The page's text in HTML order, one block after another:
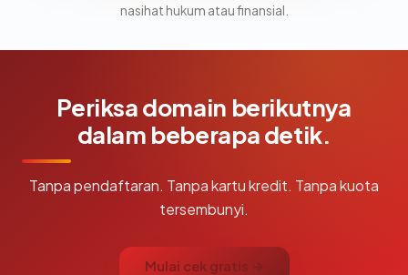
nasihat hukum atau finansial.
Periksa domain berikutnya
dalam beberapa detik.
Tanpa pendaftaran. Tanpa kartu kredit. Tanpa kuota
tersembunyi.
Mulai cek gratis →